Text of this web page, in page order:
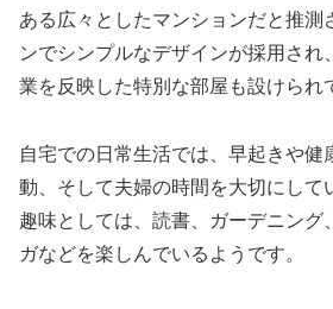
ある広々としたマンションだと推測
ンでシンプルなデザインが採用され
業を反映した特別な部屋も設けられ
自宅での日常生活では、早起きや健
動、そして夫婦の時間を大切にして
趣味としては、読書、ガーデニング
ガなどを楽しんでいるようです。